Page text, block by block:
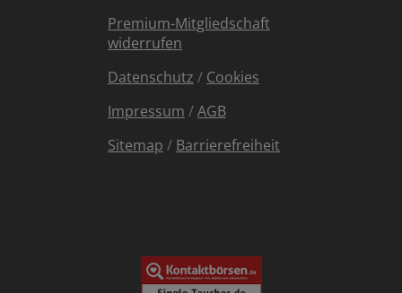
Premium-Mitgliedschaft
widerrufen
Datenschutz / Cookies
Impressum /AGB
Sitemap / Barrierefreiheit